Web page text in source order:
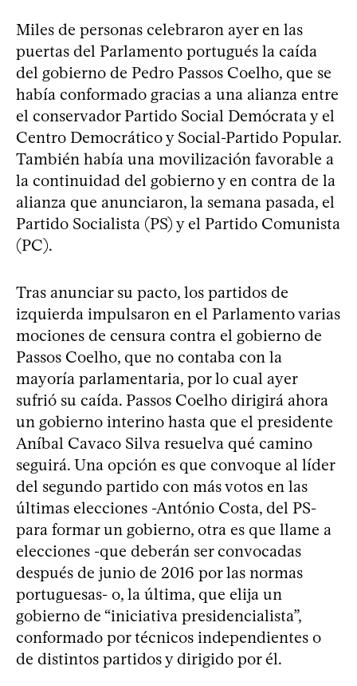
Miles de personas celebraron ayer en las
puertas del Parlamento portugués la caída
del gobierno de Pedro Passos Coelho, que se
había conformado gracias a una alianza entre
el conservador Partido Social Demócrata y el
Centro Democrático y Social-Partido Popular.
También había una movilización favorable a
la continuidad del gobierno y en contra de la
alianza que anunciaron, la semana pasada, el
Partido Socialista (PS) y el Partido Comunista
(PC).
Tras anunciar su pacto, los partidos de
izquierda impulsaron en el Parlamento varias
mociones de censura contra el gobierno de
Passos Coelho, que no contaba con la
mayoría parlamentaria, por lo cual ayer
sufrió su caída. Passos Coelho dirigirá ahora
un gobierno interino hasta que el presidente
Aníbal Cavaco Silva resuelva qué camino
seguirá. Una opción es que convoque al líder
del segundo partido con más votos en las
últimas elecciones -António Costa, del PS-
para formar un gobierno, otra es que llame a
elecciones -que deberán ser convocadas
después de junio de 2016 por las normas
portuguesas- o, la última, que elija un
gobierno de “iniciativa presidencialista”,
conformado por técnicos independientes o
de distintos partidos y dirigido por él.